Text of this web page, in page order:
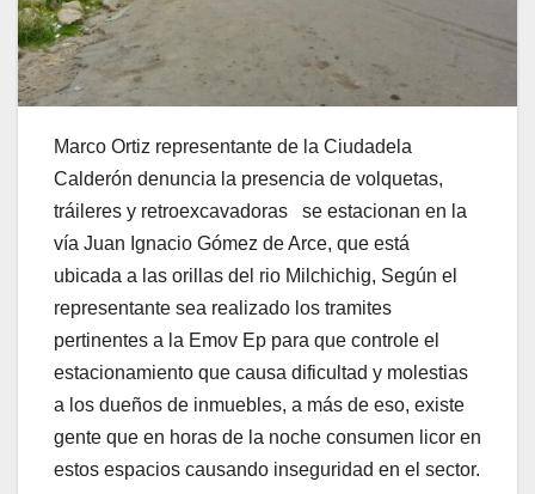
Marco Ortiz representante de la Ciudadela
Calderón denuncia la presencia de volquetas,
tráileres y retroexcavadoras se estacionan en la
vía Juan Ignacio Gómez de Arce, que está
ubicada a las orillas del rio Milchichig, Según el
representante sea realizado los tramites
pertinentes a la Emov Ep para que controle el
estacionamiento que causa dificultad y molestias
a los dueños de inmuebles, a más de eso, existe
gente que en horas de la noche consumen licor en
estos espacios causando inseguridad en el sector.